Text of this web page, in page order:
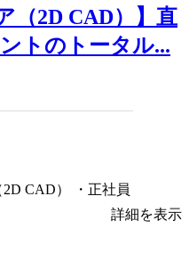
（2D CAD）】直
トのトータル...
CAD） ・正社員
詳細を表示